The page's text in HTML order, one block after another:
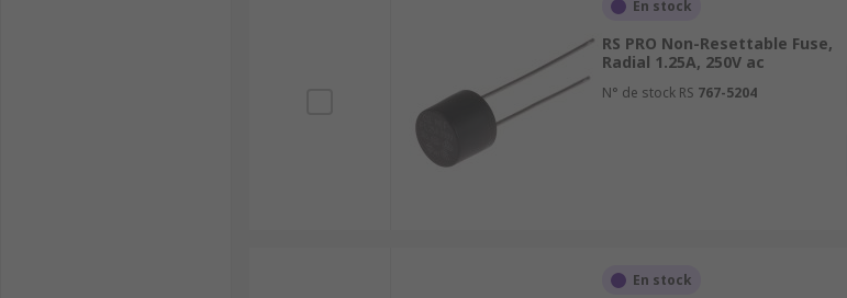
En stock
RS PRO Non-Resettable Fuse,
Radial 1.25A, 250V ac
N° de stock RS 767-5204
En stock